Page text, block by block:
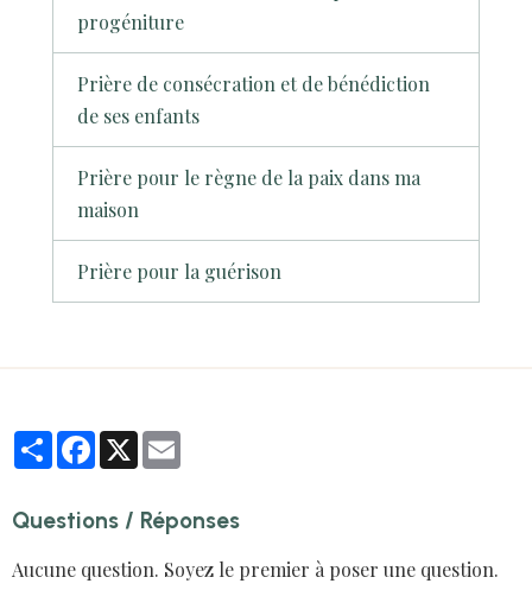
progéniture
Prière de consécration et de bénédiction
de ses enfants
Prière pour le règne de la paix dans ma
maison
Prière pour la guérison
PartagerFacebook
X
Questions / Réponses
Aucune question. Soyez le premier à poser une question.